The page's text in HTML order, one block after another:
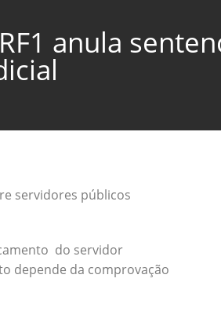
anula
servidores públicos
do servidor
depende da comprovação